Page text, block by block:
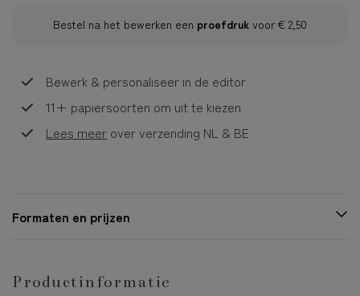
Bestel na het bewerken een proefdruk voor € 2,50
Bewerk & personaliseer in de editor
11+ papiersoorten om uit te kiezen
Lees meer over verzending NL & BE
Formaten en prijzen
Productinformatie